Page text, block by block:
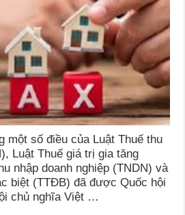
một số điều của Luật Thuế thu
Luật Thuế giá trị gia tăng
nhập doanh nghiệp (TNDN) và
biệt (TTĐB) đã được Quốc hội
chủ nghĩa Việt …